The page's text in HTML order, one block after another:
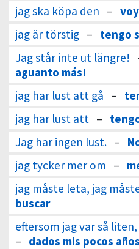
jag ska köpa den –
jag är törstig – tengo
Jag står inte ut längre!
aguanto más!
jag har lust att gå –
jag har lust att –
Jag har ingen lust. –
jag tycker mer om –
jag måste leta, jag
buscar
eftersom jag var så
– dados mis pocos años